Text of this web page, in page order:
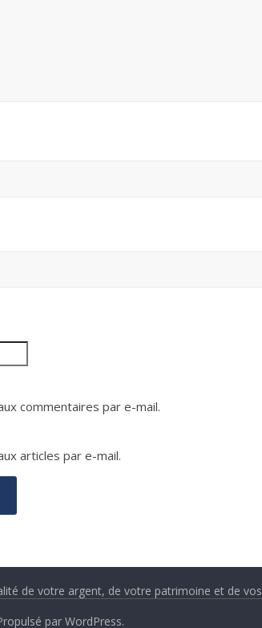
commentaires par e-mail.
articles par e-mail.
de votre argent, de votre patrimoine et de vos
par WordPress.